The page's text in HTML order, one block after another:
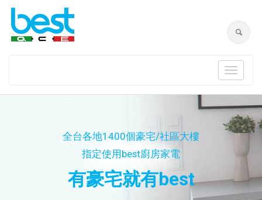
Toggle
全台各地1400個豪宅/社區大樓
指定使用best廚房家電
有豪宅就有best